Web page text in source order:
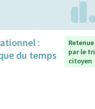
:
du temps
Retenue
par le tri
citoyen